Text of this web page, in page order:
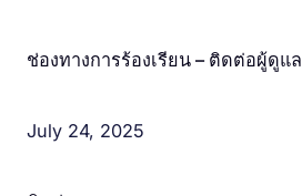
ช่องทางการร้องเรียน – ติดต่อผู้ดูแล
July 24, 2025